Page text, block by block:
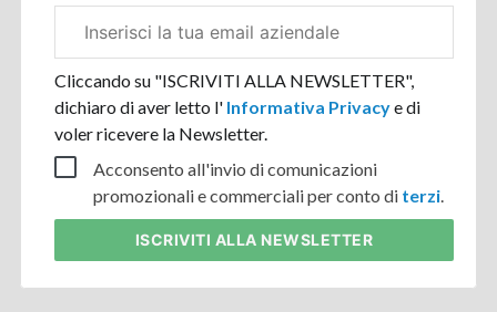
aziendale
Cliccando su "ISCRIVITI ALLA NEWSLETTER",
dichiaro di aver letto l' Informativa Privacye di
voler ricevere la Newsletter.
Acconsento all'invio di comunicazioni
promozionali e commerciali per conto di terzi.
ISCRIVITI ALLA NEWSLETTER